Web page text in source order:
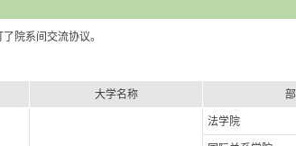
院系间交流协议。
大学名称
法学院